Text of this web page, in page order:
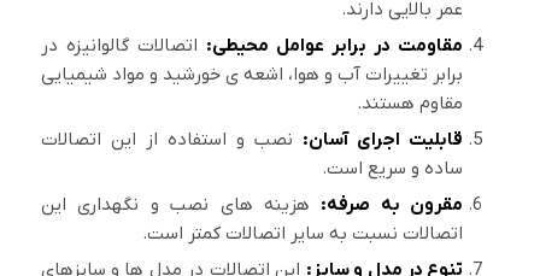
عمر بالایی دارند.
مقاومت در برابر عوامل محیطی: اتصالات گالوانیزه در
برابر تغییرات آب و هوا، اشعه ی خورشید و مواد شیمیایی
مقاوم هستند.
قابلیت اجرای آسان: نصب و استفاده از این اتصالات
ساده و سریع است.
مقرون به صرفه: هزینه های نصب و نگهداری این
اتصالات نسبت به سایر اتصالات کمتر است.
تنوع در مدل و سایز: این اتصالات در مدل ها و سایزهای